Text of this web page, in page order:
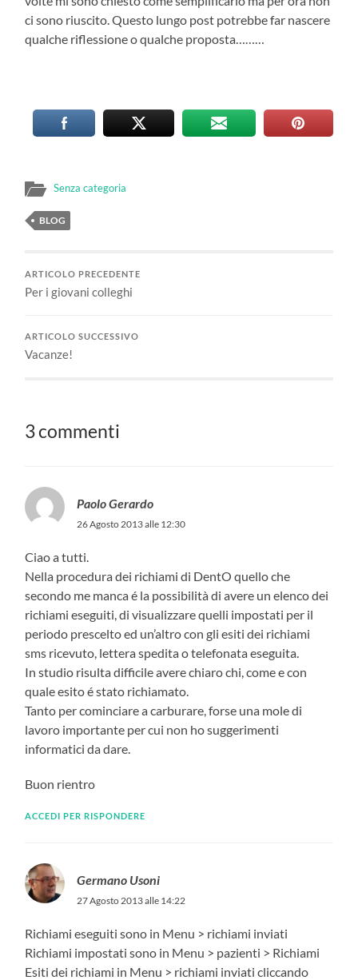
ci sono riuscito. Questo lungo post potrebbe far nascere
qualche riflessione o qualche proposta………
Senza categoria
BLOG
ARTICOLO PRECEDENTE
Per i giovani colleghi
ARTICOLO SUCCESSIVO
Vacanze!
3 commenti
Paolo Gerardo
26 Agosto 2013 alle 12:30
Ciao a tutti.
Nella procedura dei richiami di DentO quello che
secondo me manca é la possibilità di avere un elenco dei
richiami eseguiti, di visualizzare quelli impostati per il
periodo prescelto ed un’altro con gli esiti dei richiami
sms ricevuto, lettera spedita o telefonata eseguita.
In studio risulta difficile avere chiaro chi, come e con
quale esito é stato richiamato.
Tanto per cominciare a carburare, forse una mole di
lavoro importante per cui non ho suggerimenti
informatici da dare.
Buon rientro
ACCEDI PER RISPONDERE
Germano Usoni
27 Agosto 2013 alle 14:22
Richiami eseguiti sono in Menu > richiami inviati
Richiami impostati sono in Menu > pazienti > Richiami
Esiti dei richiami in Menu > richiami inviati cliccando